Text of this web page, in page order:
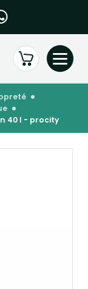
40 l - procity